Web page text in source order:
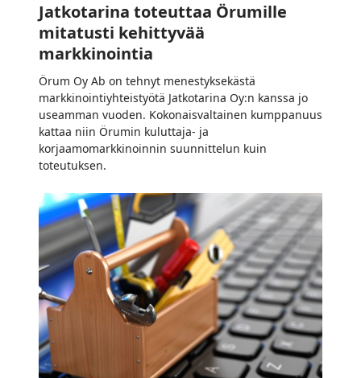
Jatkotarina toteuttaa Örumille
mitatusti kehittyvää
markkinointia
Örum Oy Ab on tehnyt menestyksekästä
markkinointiyhteistyötä Jatkotarina Oy:n kanssa jo
useamman vuoden. Kokonaisvaltainen kumppanuus
kattaa niin Örumin kuluttaja- ja
korjaamomarkkinoinnin suunnittelun kuin
toteutuksen.
Miksi
sisältömme
ei
myy?